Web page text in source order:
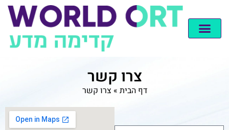
צרו קשר
דף הבית » צרו קשר